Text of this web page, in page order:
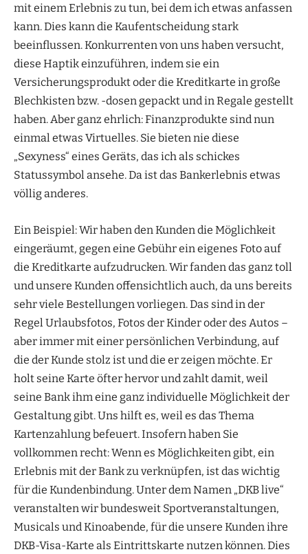
mit einem Erlebnis zu tun, bei dem ich etwas anfassen
kann. Dies kann die Kaufentscheidung stark
beeinflussen. Konkurrenten von uns haben versucht,
diese Haptik einzuführen, indem sie ein
Versicherungsprodukt oder die Kreditkarte in große
Blechkisten bzw. -dosen gepackt und in Regale gestellt
haben. Aber ganz ehrlich: Finanzprodukte sind nun
einmal etwas Virtuelles. Sie bieten nie diese
„Sexyness“ eines Geräts, das ich als schickes
Statussymbol ansehe. Da ist das Bankerlebnis etwas
völlig anderes.
Ein Beispiel: Wir haben den Kunden die Möglichkeit
eingeräumt, gegen eine Gebühr ein eigenes Foto auf
die Kreditkarte aufzudrucken. Wir fanden das ganz toll
und unsere Kunden offensichtlich auch, da uns bereits
sehr viele Bestellungen vorliegen. Das sind in der
Regel Urlaubsfotos, Fotos der Kinder oder des Autos –
aber immer mit einer persönlichen Verbindung, auf
die der Kunde stolz ist und die er zeigen möchte. Er
holt seine Karte öfter hervor und zahlt damit, weil
seine Bank ihm eine ganz individuelle Möglichkeit der
Gestaltung gibt. Uns hilft es, weil es das Thema
Kartenzahlung befeuert. Insofern haben Sie
vollkommen recht: Wenn es Möglichkeiten gibt, ein
Erlebnis mit der Bank zu verknüpfen, ist das wichtig
für die Kundenbindung. Unter dem Namen „DKB live“
veranstalten wir bundesweit Sportveranstaltungen,
Musicals und Kinoabende, für die unsere Kunden ihre
DKB-Visa-Karte als Eintrittskarte nutzen können. Dies